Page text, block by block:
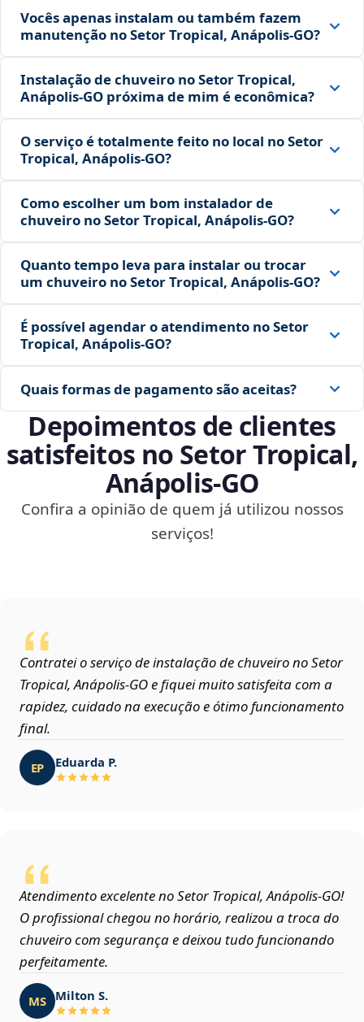
Vocês apenas instalam ou também fazem
manutenção no Setor Tropical, Anápolis‑GO?
Instalação de chuveiro no Setor Tropical,
Anápolis‑GO próxima de mim é econômica?
O serviço é totalmente feito no local no Setor
Tropical, Anápolis‑GO?
Como escolher um bom instalador de
chuveiro no Setor Tropical, Anápolis‑GO?
Quanto tempo leva para instalar ou trocar
um chuveiro no Setor Tropical, Anápolis‑GO?
É possível agendar o atendimento no Setor
Tropical, Anápolis‑GO?
Quais formas de pagamento são aceitas?
Depoimentos de clientes
satisfeitos no Setor Tropical,
Anápolis‑GO
Confira a opinião de quem já utilizou nossos
serviços!
Contratei o serviço de instalação de chuveiro no Setor
Tropical, Anápolis‑GO e fiquei muito satisfeita com a
rapidez, cuidado na execução e ótimo funcionamento
final.
EP Eduarda P.
Atendimento excelente no Setor Tropical, Anápolis‑GO!
O profissional chegou no horário, realizou a troca do
chuveiro com segurança e deixou tudo funcionando
perfeitamente.
MS Milton S.